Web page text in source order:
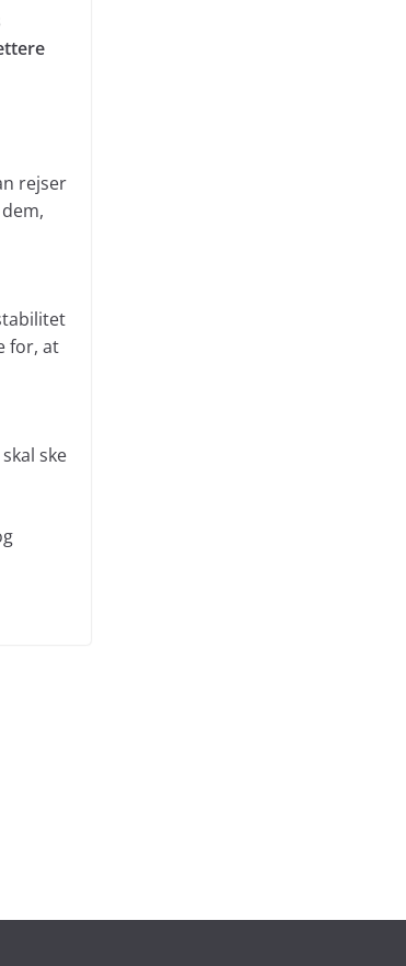
rejser
for, at
ske